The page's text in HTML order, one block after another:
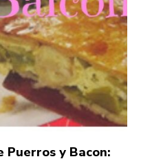
Puerros y Bacon: